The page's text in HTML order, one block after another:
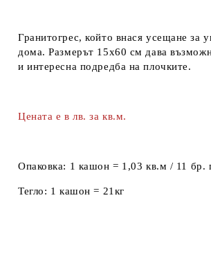
Гранитогрес, който внася усещане за
дома. Размерът 15х60 см дава
и интересна подредба на плочките.
Цената е в лв. за кв.м.
Опаковка: 1 кашон = 1,03 кв.м / 11 бр.
Тегло: 1 кашон = 21кг